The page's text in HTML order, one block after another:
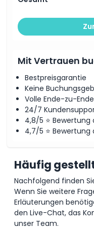
Mit Vertrauen
Bestpreisgarantie
Keine
Volle Ende-zu-
24/7
4,8/5 ⭐
4,7/5 ⭐ Bewertung
Häufig
Nachfolgend finden
Wenn Sie weitere
Erläuterungen
den Live-Chat, das
unser Team.